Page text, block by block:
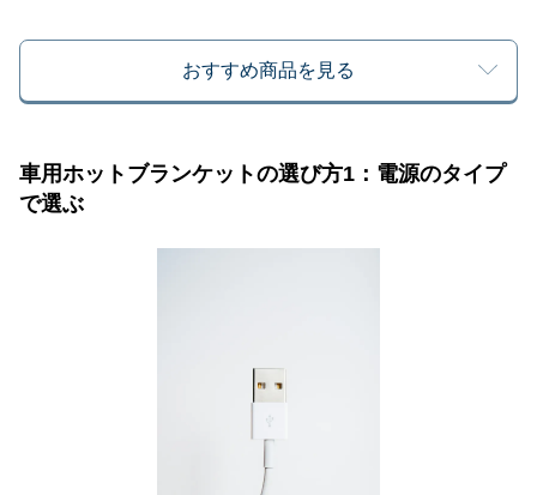
おすすめ商品を見る
車用ホットブランケットの選び方1：電源のタイプ
で選ぶ